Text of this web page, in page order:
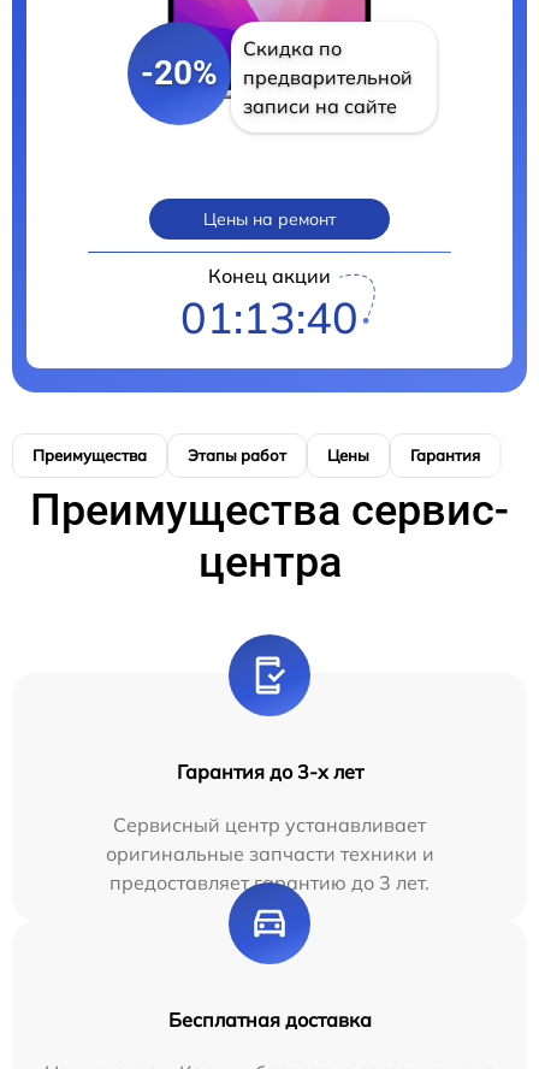
-20%
Скидка по
предварительной
записи на сайте
Цены на ремонт
Конец акции
01:13:39
Преимущества Этапы работ Цены Гарантия
Преимущества сервис-
центра
Гарантия до 3-х лет
Сервисный центр устанавливает
оригинальные запчасти техники и
предоставляет гарантию до 3 лет.
Бесплатная доставка